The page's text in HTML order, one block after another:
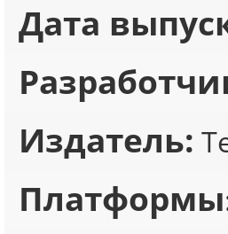
Дата
Издатель:
Платформы